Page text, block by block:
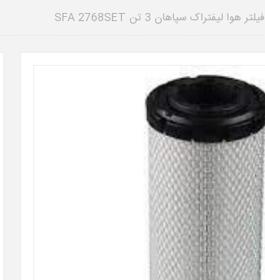
فیلتر هوا لیفتراک سپاهان 3 تن SFA 2768SET